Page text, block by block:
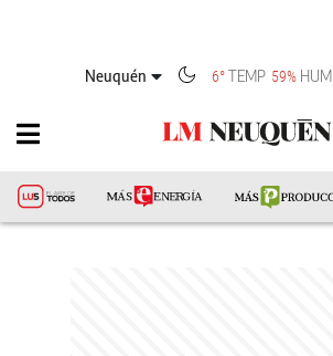
Neuquén 6°TEMP 59% HUM